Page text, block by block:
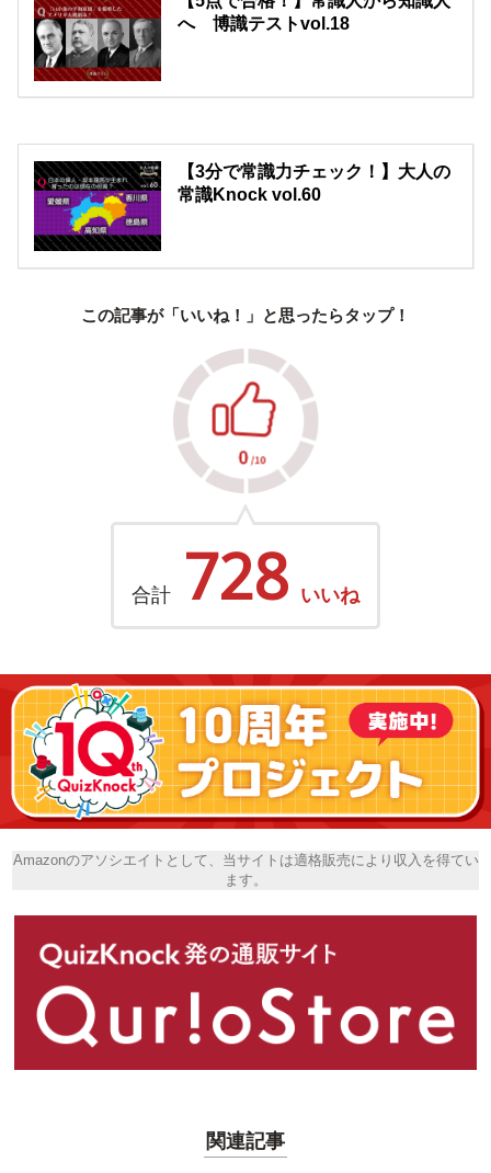
へ 博識テストvol.18
【3分で常識力チェック！】大人の
常識Knock vol.60
この記事が「いいね！」と思ったらタップ！
合計 728 いいね
Amazonのアソシエイトとして、当サイトは適格販売により収入を得てい
ます。
関連記事